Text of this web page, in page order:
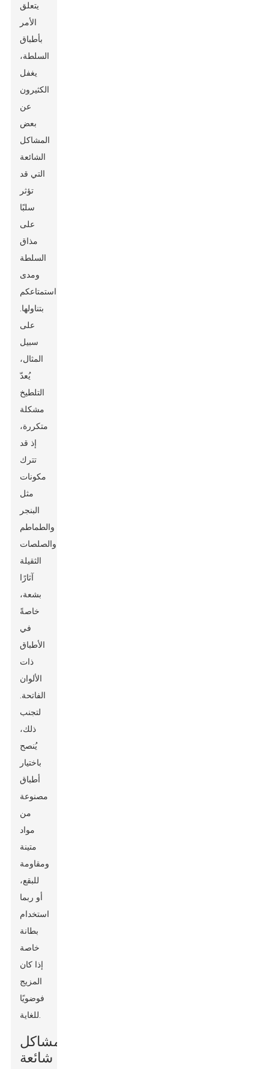
يتعلق
الأمر
بأطباق
السلطة،
يغفل
الكثيرون
عن
بعض
المشاكل
الشائعة
التي قد
تؤثر
سلبًا
على
مذاق
السلطة
ومدى
استمتاعكم
بتناولها.
على
سبيل
المثال،
يُعدّ
التلطيخ
مشكلة
متكررة،
إذ قد
تترك
مكونات
مثل
البنجر
والطماطم
والصلصات
الثقيلة
آثارًا
بشعة،
خاصةً
في
الأطباق
ذات
الألوان
الفاتحة.
لتجنب
ذلك،
يُنصح
باختيار
أطباق
مصنوعة
من
مواد
متينة
ومقاومة
للبقع،
أو ربما
استخدام
بطانة
خاصة
إذا كان
المزيج
فوضويًا
للغاية.
مشاكل
شائعة